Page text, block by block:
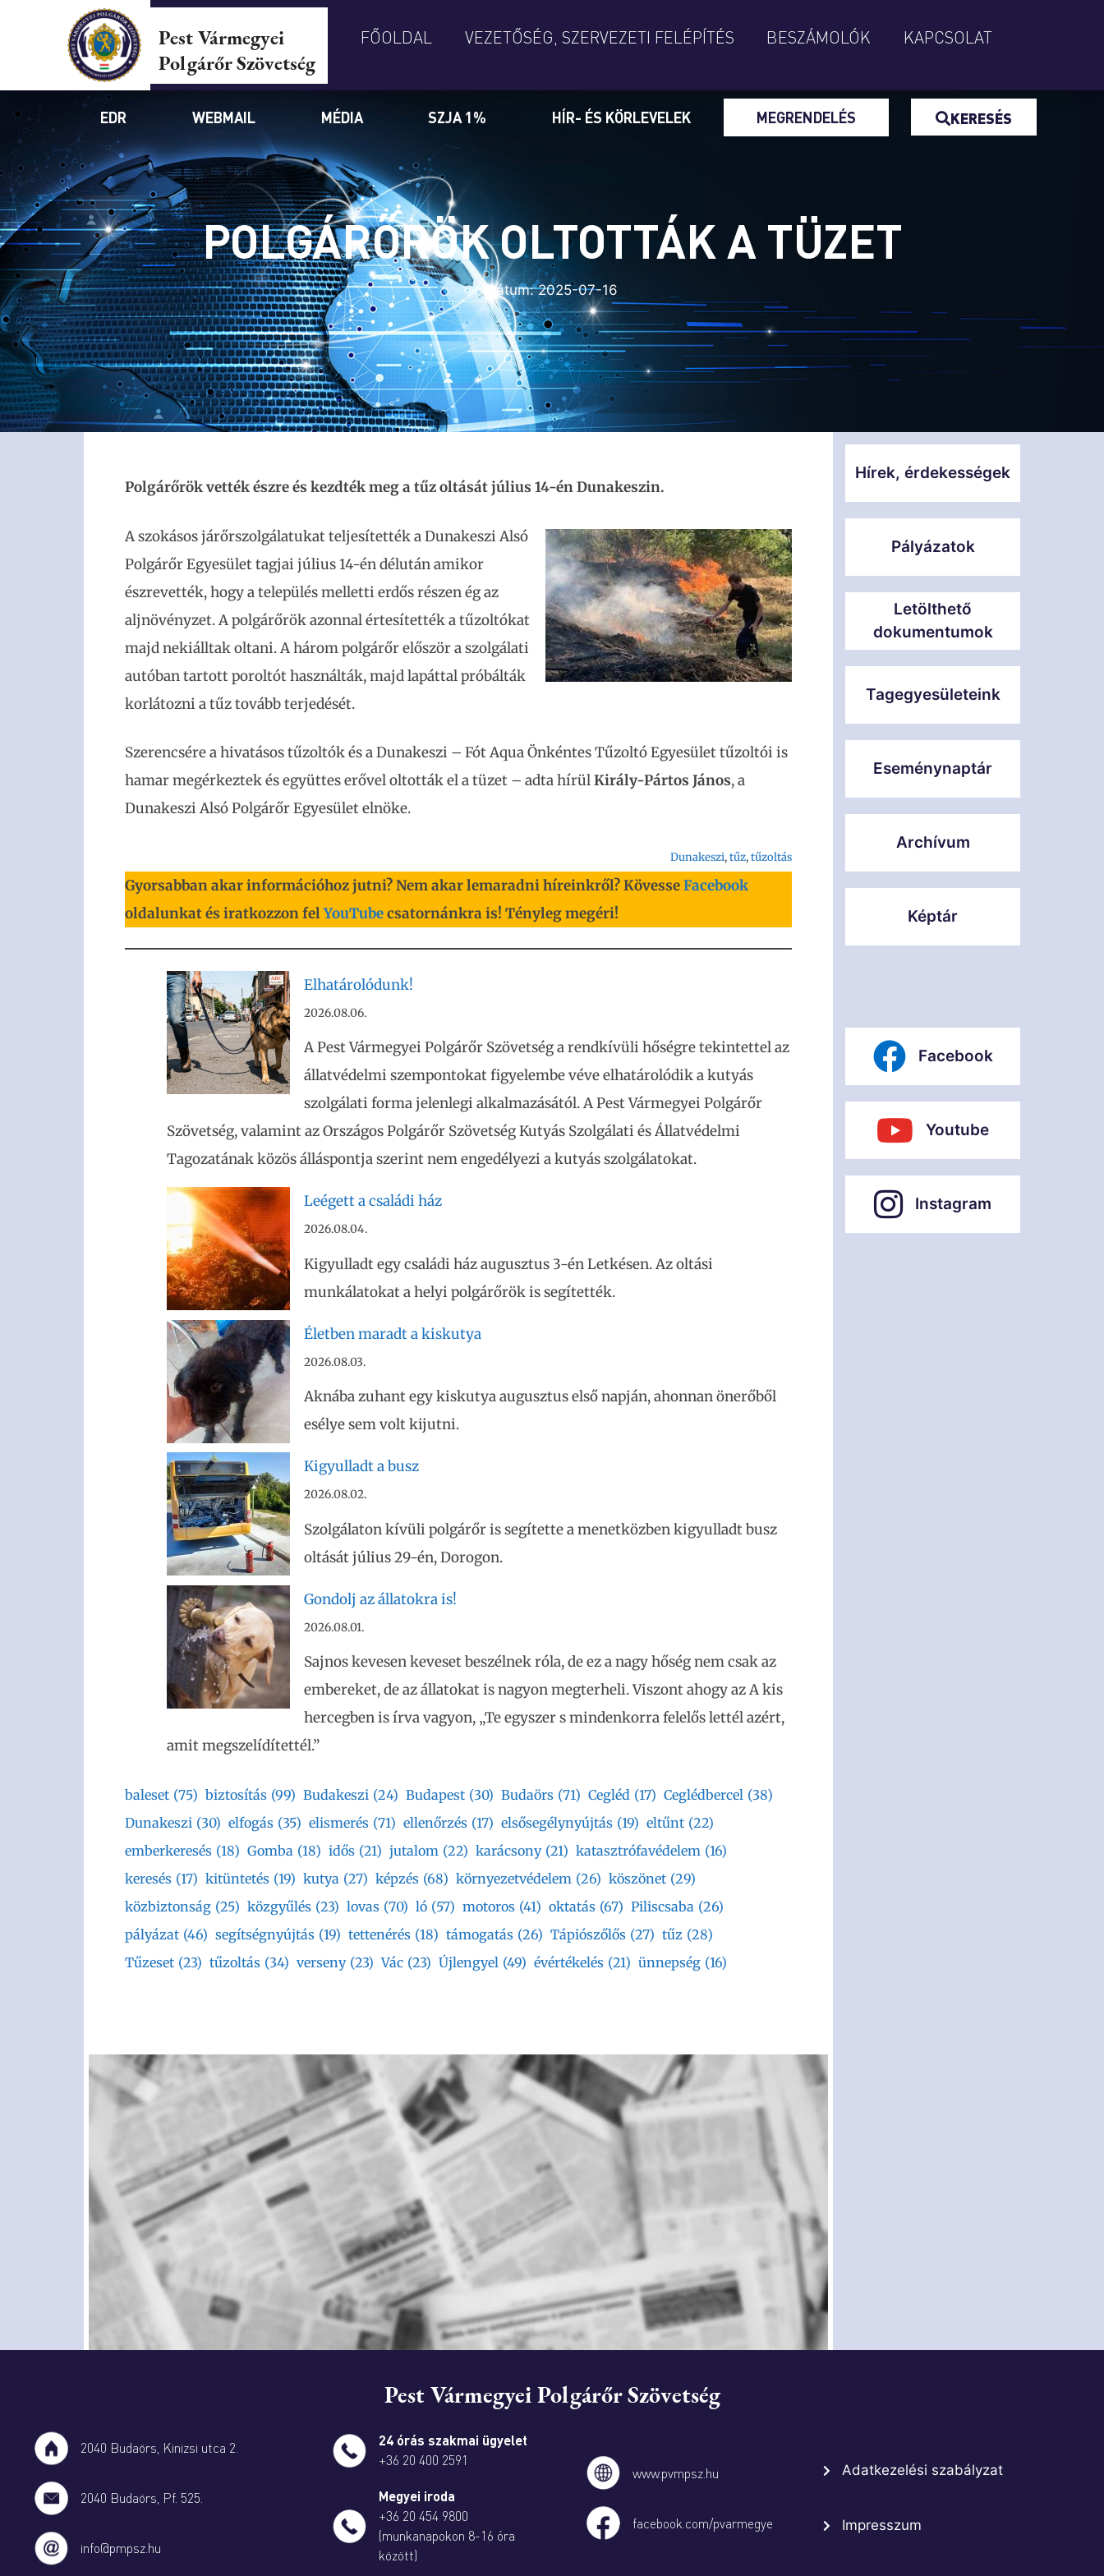
Pest Vármegyei
Polgárőr Szövetség
FŐOLDAL VEZETŐSÉG, SZERVEZETI FELÉPÍTÉS BESZÁMOLÓK KAPCSOLAT
EDR WEBMAIL MÉDIA SZJA 1% HÍR- ÉS KÖRLEVELEK MEGRENDELÉS KERESÉS
POLGÁRŐRÖK OLTOTTÁK A TÜZET
Dátum:2025-07-16
Polgárőrök vették észre és kezdték meg a tűz oltását július 14-én Dunakeszin.
A szokásos járőrszolgálatukat teljesítették a Dunakeszi Alsó
Polgárőr Egyesület tagjai július 14-én délután amikor
észrevették, hogy a település melletti erdős részen ég az
aljnövényzet. A polgárőrök azonnal értesítették a tűzoltókat
majd nekiálltak oltani. A három polgárőr először a szolgálati
autóban tartott poroltót használták, majd lapáttal próbálták
korlátozni a tűz tovább terjedését.
Szerencsére a hivatásos tűzoltók és a Dunakeszi – Fót Aqua Önkéntes Tűzoltó Egyesület tűzoltói is
hamar megérkeztek és együttes erővel oltották el a tüzet – adta hírülKirály-Pártos János, a
Dunakeszi Alsó Polgárőr Egyesület elnöke.
Dunakeszi, tűz, tűzoltás
Gyorsabban akar információhoz jutni? Nem akar lemaradni híreinkről? KövesseFacebook
oldalunkat és iratkozzon felYouTubecsatornánkra is! Tényleg megéri!
Elhatárolódunk!
2026.08.06.
A Pest Vármegyei Polgárőr Szövetség a rendkívüli hőségre tekintettel az
állatvédelmi szempontokat figyelembe véve elhatárolódik a kutyás
szolgálati forma jelenlegi alkalmazásától. A Pest Vármegyei Polgárőr
Szövetség, valamint az Országos Polgárőr Szövetség Kutyás Szolgálati és Állatvédelmi
Tagozatának közös álláspontja szerint nem engedélyezi a kutyás szolgálatokat.
Leégett a családi ház
2026.08.04.
Kigyulladt egy családi ház augusztus 3-én Letkésen. Az oltási
munkálatokat a helyi polgárőrök is segítették.
Életben maradt a kiskutya
2026.08.03.
Aknába zuhant egy kiskutya augusztus első napján, ahonnan önerőből
esélye sem volt kijutni.
Kigyulladt a busz
2026.08.02.
Szolgálaton kívüli polgárőr is segítette a menetközben kigyulladt busz
oltását július 29-én, Dorogon.
Gondolj az állatokra is!
2026.08.01.
Sajnos kevesen keveset beszélnek róla, de ez a nagy hőség nem csak az
embereket, de az állatokat is nagyon megterheli. Viszont ahogy az A kis
hercegben is írva vagyon, „Te egyszer s mindenkorra felelős lettél azért,
amit megszelídítettél.”
baleset (75) biztosítás (99) Budakeszi (24) Budapest (30) Budaörs (71) Cegléd (17) Ceglédbercel (38)
Dunakeszi (30) elfogás (35) elismerés (71) ellenőrzés (17) elsősegélynyújtás (19) eltűnt (22)
emberkeresés (18) Gomba (18) idős (21) jutalom (22) karácsony (21) katasztrófavédelem (16)
keresés (17) kitüntetés (19) kutya (27) képzés (68) környezetvédelem (26) köszönet (29)
közbiztonság (25) közgyűlés (23) lovas (70) ló (57) motoros (41) oktatás (67) Piliscsaba (26)
pályázat (46) segítségnyújtás (19) tettenérés (18) támogatás (26) Tápiószőlős (27) tűz (28)
Tűzeset (23) tűzoltás (34) verseny (23) Vác (23) Újlengyel (49) évértékelés (21) ünnepség (16)
Hírek, érdekességek
Pályázatok
Letölthető
dokumentumok
Tagegyesületeink
Eseménynaptár
Archívum
Képtár
Facebook
Youtube
Instagram
Pest Vármegyei Polgárőr Szövetség
2040 Budaörs, Kinizsi utca 2.
2040 Budaörs, Pf. 525.
info@pmpsz.hu
24 órás szakmai ügyelet
+36 20 400 2591
Megyei iroda
+36 20 454 9800
(munkanapokon 8-16 óra
között)
www.pvmpsz.hu
facebook.com/pvarmegye
Adatkezelési szabályzat
Impresszum